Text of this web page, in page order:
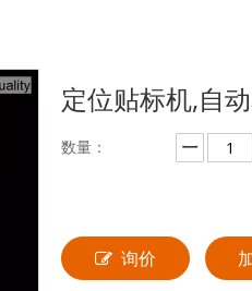
定位贴标机,自
数量：
询价